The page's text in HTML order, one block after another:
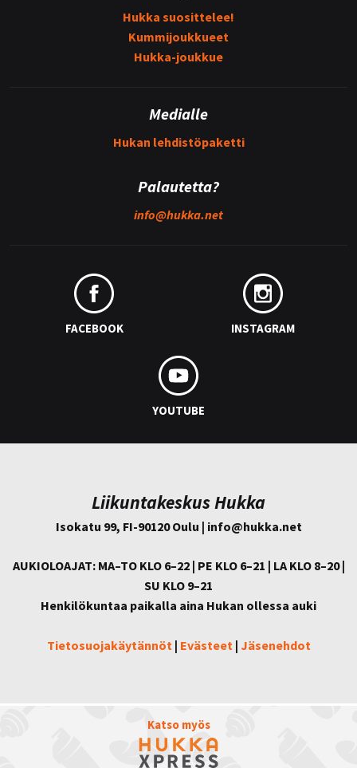
Hukka suosittelee!
Kummijoukkueet
Hukka-joukkue
Medialle
Hukan lehdistöpaketti
Palautetta?
info@hukka.net
FACEBOOK INSTAGRAM
YOUTUBE
Liikuntakeskus Hukka
Isokatu 99, FI-90120 Oulu | info@hukka.net
AUKIOLOAJAT: MA–TO KLO 6–22 | PE KLO 6–21 | LA KLO 8–20 |
SU KLO 9–21
Henkilökuntaa paikalla aina Hukan ollessa auki
Tietosuojakäytännöt | Evästeet | Jäsenehdot
Katso myös